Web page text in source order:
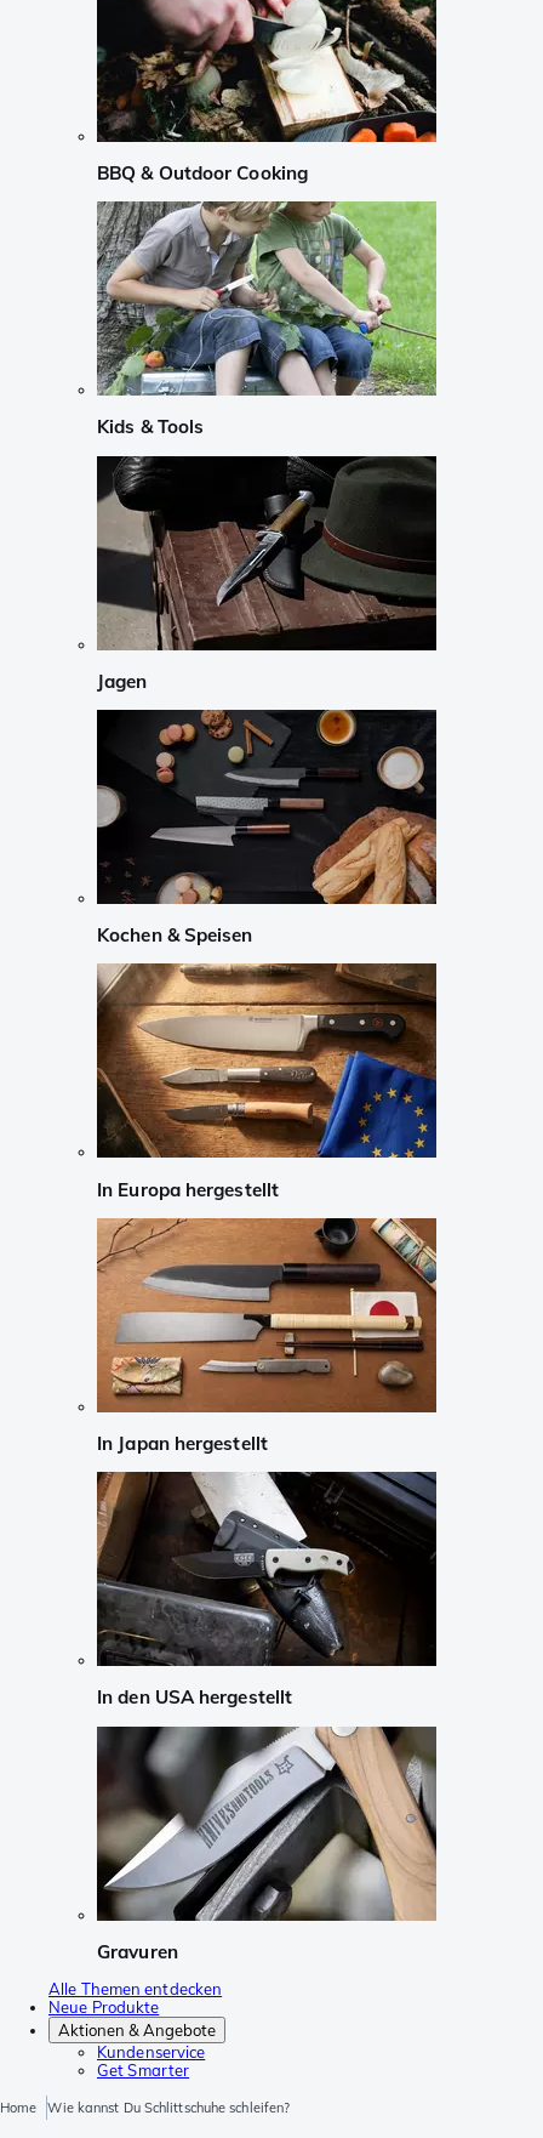
BBQ & Outdoor Cooking
Kids & Tools
Jagen
Kochen & Speisen
In Europa hergestellt
In Japan hergestellt
In den USA hergestellt
Gravuren
Alle Themen entdecken
Neue Produkte
Aktionen & Angebote
Kundenservice
Get Smarter
Home Wie kannst Du Schlittschuhe schleifen?